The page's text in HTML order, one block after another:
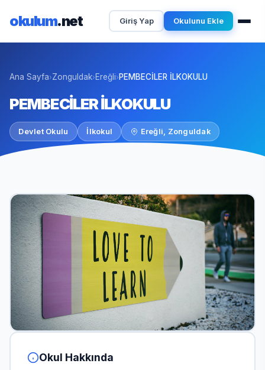
okulum.net Giriş Yap Okulunu Ekle
Ana Sayfa›Zonguldak› Ereğli› PEMBECİLER İLKOKULU
PEMBECİLER İLKOKULU
Devlet Okulu İlkokul Ereğli, Zonguldak
Okul Hakkında